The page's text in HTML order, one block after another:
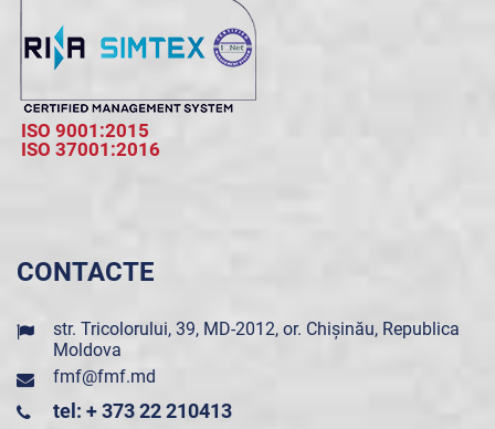
ISO 9001:2015
ISO 37001:2016
CONTACTE
str. Tricolorului, 39, MD-2012, or. Chișinău, Republica
Moldova
fmf@fmf.md
tel: + 373 22 210413